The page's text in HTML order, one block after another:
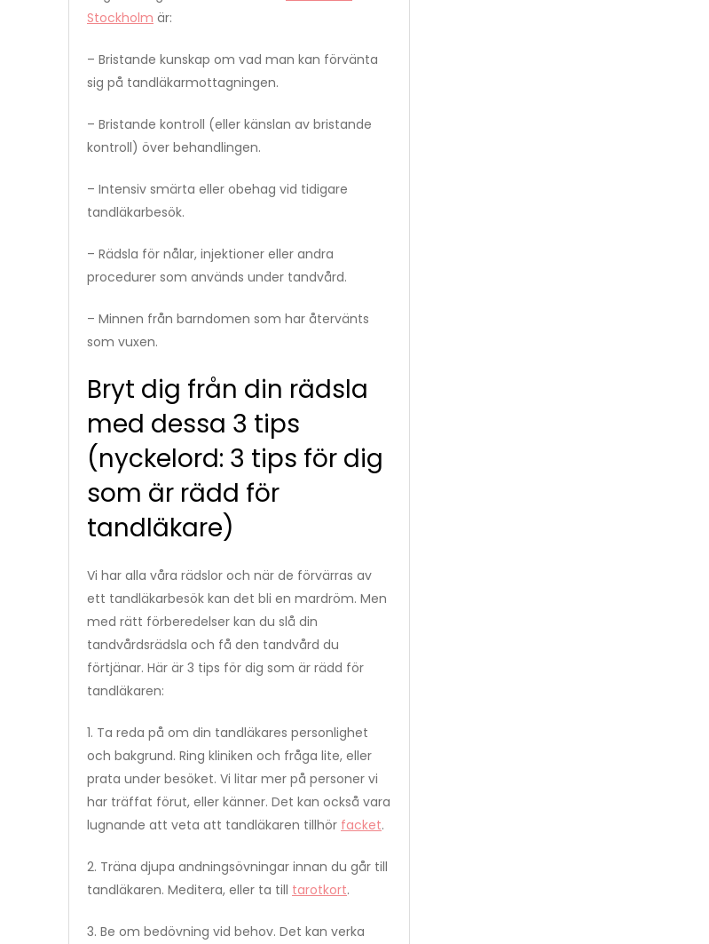
Stockholm är:
– Bristande kunskap om vad man kan förvänta
sig på tandläkarmottagningen.
– Bristande kontroll (eller känslan av bristande
kontroll) över behandlingen.
– Intensiv smärta eller obehag vid tidigare
tandläkarbesök.
– Rädsla för nålar, injektioner eller andra
procedurer som används under tandvård.
– Minnen från barndomen som har återvänts
som vuxen.
Bryt dig från din rädsla
med dessa 3 tips
(nyckelord: 3 tips för dig
som är rädd för
tandläkare)
Vi har alla våra rädslor och när de förvärras av
ett tandläkarbesök kan det bli en mardröm. Men
med rätt förberedelser kan du slå din
tandvårdsrädsla och få den tandvård du
förtjänar. Här är 3 tips för dig som är rädd för
tandläkaren:
1. Ta reda på om din tandläkares personlighet
och bakgrund. Ring kliniken och fråga lite, eller
prata under besöket. Vi litar mer på personer vi
har träffat förut, eller känner. Det kan också vara
lugnande att veta att tandläkaren tillhör facket.
2. Träna djupa andningsövningar innan du går till
tandläkaren. Meditera, eller ta till tarotkort.
3. Be om bedövning vid behov. Det kan verka